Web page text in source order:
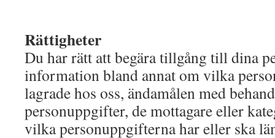
Rättigheter
Du har rätt att begära tillgång till dina
information bland annat om vilka
lagrade hos oss, ändamålen med
personuppgifter, de mottagare eller
vilka personuppgifterna har eller ska